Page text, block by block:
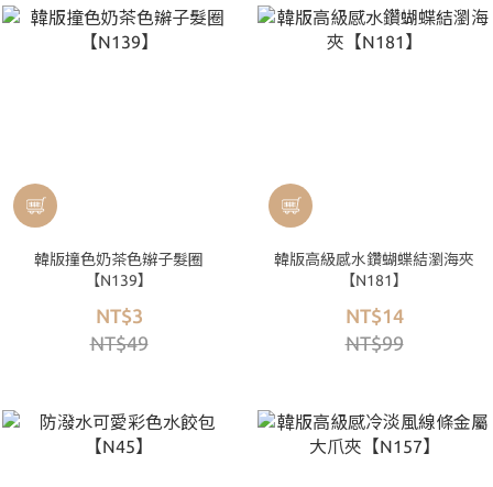
韓版撞色奶茶色辮子髮圈
【N139】
NT$3
NT$49
韓版高級感水鑽蝴蝶結瀏海夾
【N181】
NT$14
NT$99